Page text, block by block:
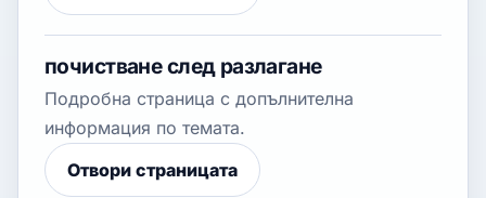
почистване след разлагане
Подробна страница с допълнителна
информация по темата.
Отвори страницата